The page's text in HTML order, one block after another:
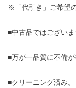
※「代引き」ご希望
■中古品ではござい
■万が一品質に不備が
■クリーニング済み。